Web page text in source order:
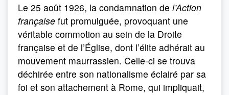
Le 25 août 1926, la condamnation de l’Action
française fut promulguée, provoquant une
véritable commotion au sein de la Droite
française et de l’Église, dont l’élite adhérait au
mouvement maurrassien. Celle-ci se trouva
déchirée entre son nationalisme éclairé par sa
foi et son attachement à Rome, qui impliquait,